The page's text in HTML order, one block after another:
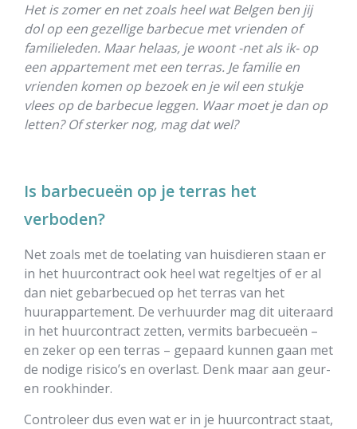
Het is zomer en net zoals heel wat Belgen ben jij
dol op een gezellige barbecue met vrienden of
familieleden. Maar helaas, je woont -net als ik- op
een appartement met een terras. Je familie en
vrienden komen op bezoek en je wil een stukje
vlees op de barbecue leggen. Waar moet je dan op
letten? Of sterker nog, mag dat wel?
Is barbecueën op je terras het
verboden?
Net zoals met de toelating van huisdieren staan er
in het huurcontract ook heel wat regeltjes of er al
dan niet gebarbecued op het terras van het
huurappartement. De verhuurder mag dit uiteraard
in het huurcontract zetten, vermits barbecueën –
en zeker op een terras – gepaard kunnen gaan met
de nodige risico’s en overlast. Denk maar aan geur-
en rookhinder.
Controleer dus even wat er in je huurcontract staat,